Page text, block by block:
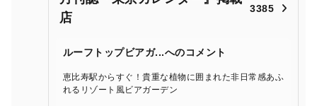
店
3385
ルーフトップビアガ...へのコメント
恵比寿駅からすぐ！貴重な植物に囲まれた非日常感あふ
れるリゾート風ビアガーデン